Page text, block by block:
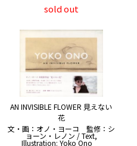
sold out
AN INVISIBLE FLOWER 見えない
花
文・画：オノ・ヨーコ 監修：シ
ョーン・レノン / Text,
Illustration: Yoko Ono